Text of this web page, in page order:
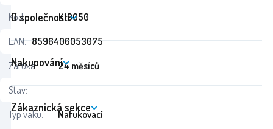
Kód:
K19050
EAN: 8596406053075
Záruka:
24 měsíců
Stav:
Typ vaku:
Nafukovací
O společnosti
Nakupování
Zákaznická sekce